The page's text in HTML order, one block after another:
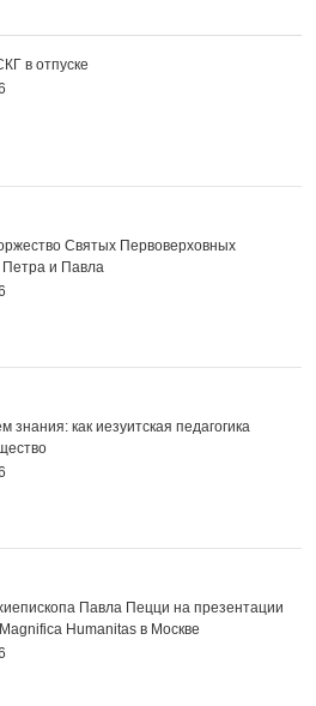
в отпуске
Святых Первоверховных
и Павла
знания: как иезуитская педагогика
Павла Пецци на презентации
Нumanitas в Москве